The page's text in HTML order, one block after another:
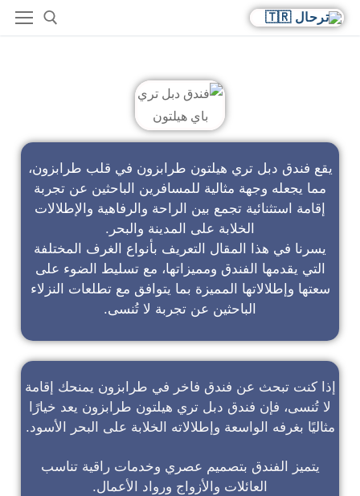
يقع فندق دبل تري هيلتون طرابزون في قلب طرابزون،
مما يجعله وجهة مثالية للمسافرين الباحثين عن تجربة
إقامة استثنائية تجمع بين الراحة والرفاهية والإطلالات
الخلابة على المدينة والبحر.
يسرنا في هذا المقال التعريف بأنواع الغرف المختلفة
التي يقدمها الفندق ومميزاتها، مع تسليط الضوء على
سعتها وإطلالاتها المميزة بما يتوافق مع تطلعات النزلاء
الباحثين عن تجربة لا تُنسى.
إذا كنت تبحث عن فندق فاخر في طرابزون يمنحك إقامة
لا تُنسى، فإن فندق دبل تري هيلتون طرابزون يعد خيارًا
مثاليًا بغرفه الواسعة وإطلالاته الخلابة على البحر الأسود.
يتميز الفندق بتصميم عصري وخدمات راقية تناسب
العائلات والأزواج ورواد الأعمال.